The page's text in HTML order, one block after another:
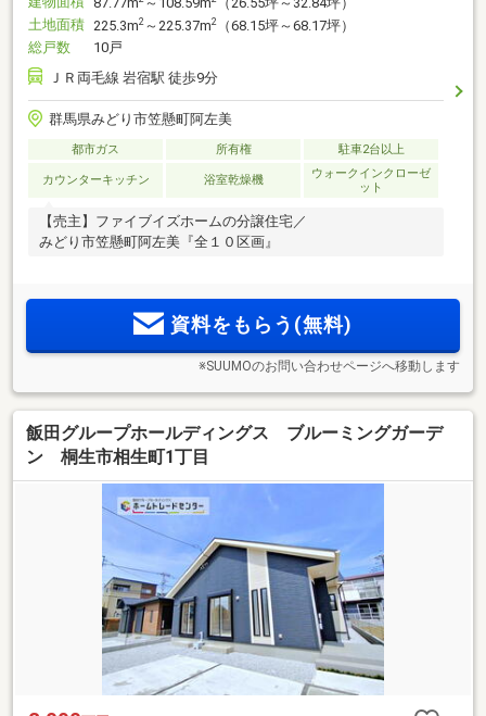
87.77m ～108.59m
（26.55坪～32.84坪）
土地面積 225.3m2 ～225.37m2
（68.15坪～68.17坪）
総戸数
10戸
ＪＲ両毛線 岩宿駅 徒歩9分
群馬県みどり市笠懸町阿左美
都市ガス 所有権 駐車2台以上
カウンターキッチン 浴室乾燥機
ウォークインクローゼ
ット
【売主】ファイブイズホームの分譲住宅／
みどり市笠懸町阿左美『全１０区画』
資料をもらう(無料)
※SUUMOのお問い合わせページへ移動します
飯田グループホールディングス ブルーミングガーデ
ン 桐生市相生町1丁目